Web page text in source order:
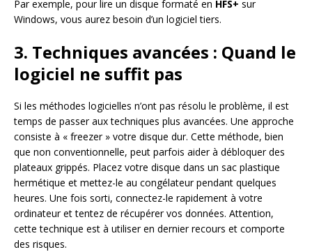
Par exemple, pour lire un disque formaté en HFS+ sur
Windows, vous aurez besoin d’un logiciel tiers.
3. Techniques avancées : Quand le
logiciel ne suffit pas
Si les méthodes logicielles n’ont pas résolu le problème, il est
temps de passer aux techniques plus avancées. Une approche
consiste à « freezer » votre disque dur. Cette méthode, bien
que non conventionnelle, peut parfois aider à débloquer des
plateaux grippés. Placez votre disque dans un sac plastique
hermétique et mettez-le au congélateur pendant quelques
heures. Une fois sorti, connectez-le rapidement à votre
ordinateur et tentez de récupérer vos données. Attention,
cette technique est à utiliser en dernier recours et comporte
des risques.